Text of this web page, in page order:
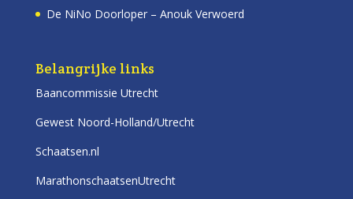
De NiNo Doorloper – Anouk Verwoerd
Belangrijke links
Baancommissie Utrecht
Gewest Noord-Holland/Utrecht
Schaatsen.nl
MarathonschaatsenUtrecht